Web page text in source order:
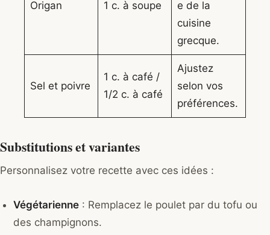
Origan 1 c. à soupe
e de la
cuisine
grecque.
Sel et poivre
1 c. à café /
1/2 c. à café
Ajustez
selon vos
préférences.
Substitutions et variantes
Personnalisez votre recette avec ces idées :
Végétarienne : Remplacez le poulet par du tofu ou
des champignons.